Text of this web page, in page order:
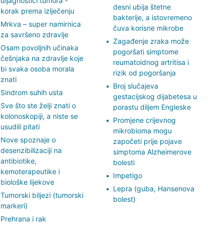
korak prema izlječenju
Mrkva – super namirnica
za savršeno zdravlje
Osam povoljnih učinaka
češnjaka na zdravlje koje
bi svaka osoba morala
znati
Sindrom suhih usta
Sve što ste želji znati o
kolonoskopiji, a niste se
usudili pitati
Nove spoznaje o
desenzibilizaciji na
antibiotike,
kemoterapeutike i
biološke lijekove
Tumorski biljezi (tumorski
markeri)
Prehrana i rak
desni ubija štetne
bakterije, a istovremeno
čuva korisne mikrobe
Zagađenje zraka može
pogoršati simptome
reumatoidnog artritisa i
rizik od pogoršanja
Broj slučajeva
gestacijskog dijabetesa u
porastu diljem Engleske
Promjene crijevnog
mikrobioma mogu
započeti prije pojave
simptoma Alzheimerove
bolesti
Impetigo
Lepra (guba, Hansenova
bolest)